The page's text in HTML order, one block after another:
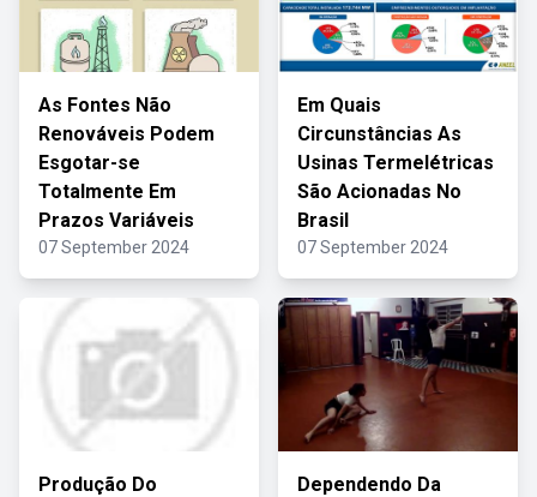
As Fontes Não
Renováveis Podem
Esgotar-se
Totalmente Em
Prazos Variáveis
07 September 2024
Em Quais
Circunstâncias As
Usinas Termelétricas
São Acionadas No
Brasil
07 September 2024
Produção Do Dependendo Da